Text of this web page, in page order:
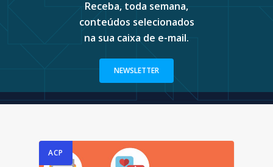
Receba, toda semana,
conteúdos selecionados
na sua caixa de e-mail.
NEWSLETTER
ACP